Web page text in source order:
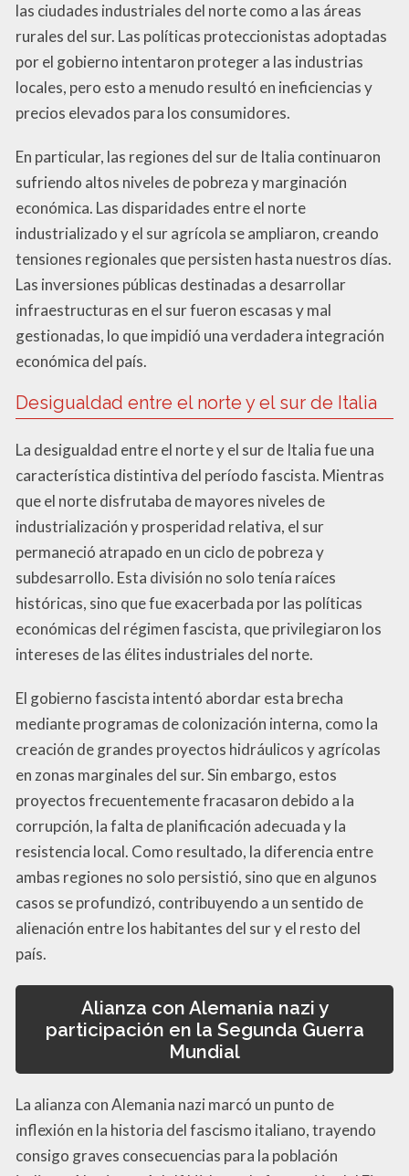
las ciudades industriales del norte como a las áreas
rurales del sur. Las políticas proteccionistas adoptadas
por el gobierno intentaron proteger a las industrias
locales, pero esto a menudo resultó en ineficiencias y
precios elevados para los consumidores.
En particular, las regiones del sur de Italia continuaron
sufriendo altos niveles de pobreza y marginación
económica. Las disparidades entre el norte
industrializado y el sur agrícola se ampliaron, creando
tensiones regionales que persisten hasta nuestros días.
Las inversiones públicas destinadas a desarrollar
infraestructuras en el sur fueron escasas y mal
gestionadas, lo que impidió una verdadera integración
económica del país.
Desigualdad entre el norte y el sur de Italia
La desigualdad entre el norte y el sur de Italia fue una
característica distintiva del período fascista. Mientras
que el norte disfrutaba de mayores niveles de
industrialización y prosperidad relativa, el sur
permaneció atrapado en un ciclo de pobreza y
subdesarrollo. Esta división no solo tenía raíces
históricas, sino que fue exacerbada por las políticas
económicas del régimen fascista, que privilegiaron los
intereses de las élites industriales del norte.
El gobierno fascista intentó abordar esta brecha
mediante programas de colonización interna, como la
creación de grandes proyectos hidráulicos y agrícolas
en zonas marginales del sur. Sin embargo, estos
proyectos frecuentemente fracasaron debido a la
corrupción, la falta de planificación adecuada y la
resistencia local. Como resultado, la diferencia entre
ambas regiones no solo persistió, sino que en algunos
casos se profundizó, contribuyendo a un sentido de
alienación entre los habitantes del sur y el resto del
país.
Alianza con Alemania nazi y
participación en la Segunda Guerra
Mundial
La alianza con Alemania nazi marcó un punto de
inflexión en la historia del fascismo italiano, trayendo
consigo graves consecuencias para la población